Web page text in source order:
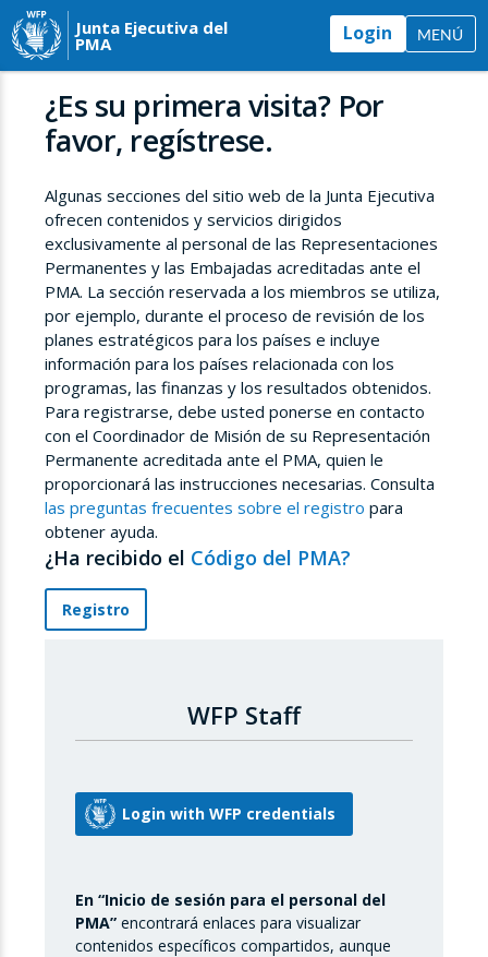
Junta Ejecutiva del
PMA Login MENÚ
¿Es su primera visita? Por
favor, regístrese.
Algunas secciones del sitio web de la Junta Ejecutiva
ofrecen contenidos y servicios dirigidos
exclusivamente al personal de las Representaciones
Permanentes y las Embajadas acreditadas ante el
PMA. La sección reservada a los miembros se utiliza,
por ejemplo, durante el proceso de revisión de los
planes estratégicos para los países e incluye
información para los países relacionada con los
programas, las finanzas y los resultados obtenidos.
Para registrarse, debe usted ponerse en contacto
con el Coordinador de Misión de su Representación
Permanente acreditada ante el PMA, quien le
proporcionará las instrucciones necesarias. Consulta
las preguntas frecuentes sobre el registro para
obtener ayuda.
¿Ha recibido el Código del PMA?
Registro
WFP Staff
En “Inicio de sesión para el personal del
PMA” encontrará enlaces para visualizar
contenidos específicos compartidos, aunque